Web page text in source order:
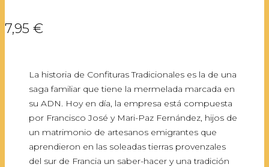
7,95 €
La historia de Confituras Tradicionales es la de una
saga familiar que tiene la mermelada marcada en
su ADN. Hoy en día, la empresa está compuesta
por Francisco José y Mari-Paz Fernández, hijos de
un matrimonio de artesanos emigrantes que
aprendieron en las soleadas tierras provenzales
del sur de Francia un saber-hacer y una tradición